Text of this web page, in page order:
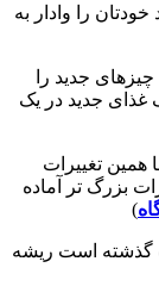
را وادار به
جدید را
غذای جدید در یک
همین تغییرات
بزرگ تر آماده
)
گذشته است ریشه